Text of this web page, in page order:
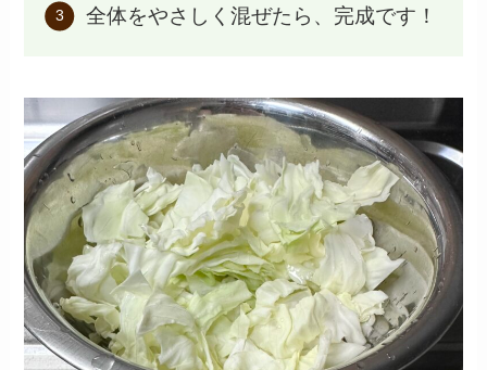
全体をやさしく混ぜたら、完成です！